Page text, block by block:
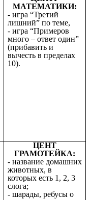
МАТЕМАТИКИ:
- игра “Третий
лишний” по теме,
- игра “Примеров
много – ответ один”
(прибавить и
вычесть в пределах
10).
ЦЕНТ
ГРАМОТЕЙКА:
- название домашних
животных, в
которых есть 1, 2, 3
слога;
- шарады, ребусы о